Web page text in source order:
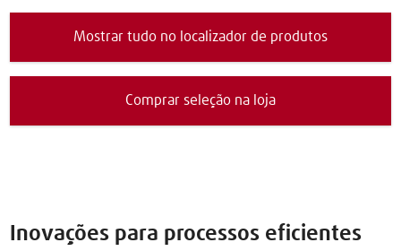
Mostrar tudo no localizador de produtos
Comprar seleção na loja
Inovações para processos eficientes